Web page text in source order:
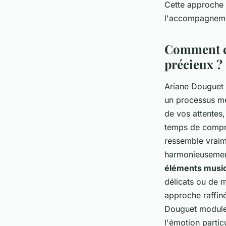
Cette
Comment
précieux ?
Ariane
un processus
de vos
temps de
ressemble
éléments
délicats ou de
approche
Douguet
l'émotion